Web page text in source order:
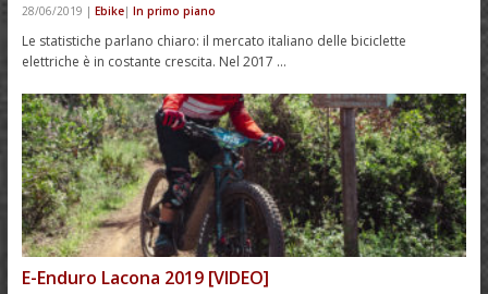
28/06/2019 | Ebike| In primo piano
Le statistiche parlano chiaro: il mercato italiano delle biciclette
elettriche è in costante crescita. Nel 2017 …
E-Enduro Lacona 2019 [VIDEO]